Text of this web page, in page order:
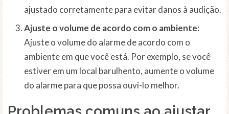
ajustado corretamente para evitar danos à audição.
Ajuste o volume de acordo com o ambiente:
Ajuste o volume do alarme de acordo com o
ambiente em que você está. Por exemplo, se você
estiver em um local barulhento, aumente o volume
do alarme para que possa ouvi-lo melhor.